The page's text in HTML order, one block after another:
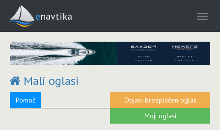
enavtika
Mali oglasi
Objavi brezplačen oglas
Pomoč
Moji oglasi